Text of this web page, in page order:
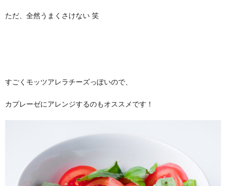
ただ、全然うまくさけない 笑
すごくモッツアレラチーズっぽいので、
カプレーゼにアレンジするのもオススメです！